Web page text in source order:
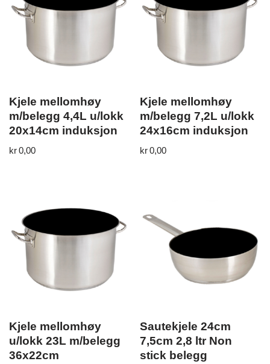
Kjele mellomhøy
m/belegg 4,4L u/lokk
20x14cm induksjon
kr0,00
Kjele mellomhøy
m/belegg 7,2L u/lokk
24x16cm induksjon
kr0,00
Kjele mellomhøy
u/lokk 23L m/belegg
36x22cm
Sautekjele 24cm
7,5cm 2,8 ltr Non
stick belegg